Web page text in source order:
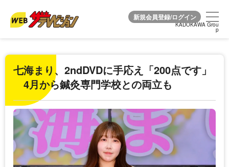
KADOKAWA Grou
p
KADOKAWA Grou
p
七海まり、2ndDVDに手応え「200点です」
4月から鍼灸専門学校との両立も